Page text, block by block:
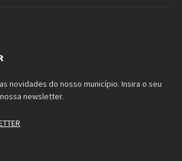
novidades do nosso município. Insira o seu
newsletter.